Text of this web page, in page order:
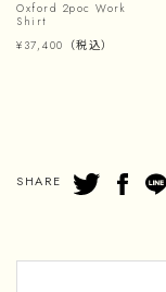
Oxford 2poc Work
Shirt
¥37,400 （税込）
SHARE